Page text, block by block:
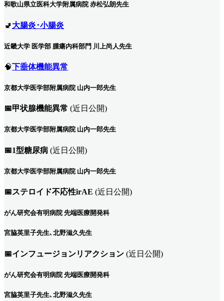
和歌山県立医科大学附属病院 赤松弘朗先生
🚽 大腸炎･小腸炎
近畿大学 医学部 腫瘍内科部門 川上尚人先生
🧠下垂体機能異常
京都大学医学部附属病院 山内一郎先生
📅甲状腺機能異常 (近日公開)
京都大学医学部附属病院 山内一郎先生
📅1型糖尿病 (近日公開)
京都大学医学部附属病院 山内一郎先生
📅ステロイド不応性irAE (近日公開)
がん研究会有明病院 先端医療開発科
宮脇英里子先生､北野滋久先生
📅インフュージョンリアクション (近日公開)
がん研究会有明病院 先端医療開発科
宮脇英里子先生､北野滋久先生